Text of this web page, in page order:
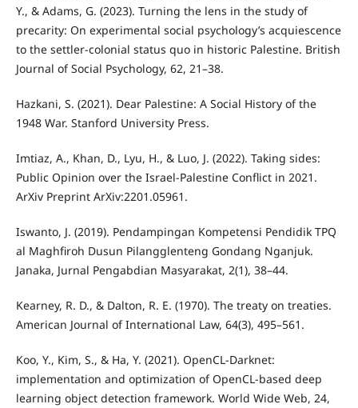
Y., & Adams, G. (2023). Turning the lens in the study of
precarity: On experimental social psychology’s acquiescence
to the settler‐colonial status quo in historic Palestine. British
Journal of Social Psychology, 62, 21–38.
Hazkani, S. (2021). Dear Palestine: A Social History of the
1948 War. Stanford University Press.
Imtiaz, A., Khan, D., Lyu, H., & Luo, J. (2022). Taking sides:
Public Opinion over the Israel-Palestine Conflict in 2021.
ArXiv Preprint ArXiv:2201.05961.
Iswanto, J. (2019). Pendampingan Kompetensi Pendidik TPQ
al Maghfiroh Dusun Pilangglenteng Gondang Nganjuk.
Janaka, Jurnal Pengabdian Masyarakat, 2(1), 38–44.
Kearney, R. D., & Dalton, R. E. (1970). The treaty on treaties.
American Journal of International Law, 64(3), 495–561.
Koo, Y., Kim, S., & Ha, Y. (2021). OpenCL-Darknet:
implementation and optimization of OpenCL-based deep
learning object detection framework. World Wide Web, 24,